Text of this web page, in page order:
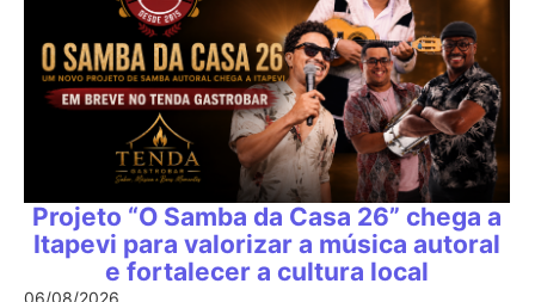
Projeto “O Samba da Casa 26” chega a
Itapevi para valorizar a música autoral
e fortalecer a cultura local